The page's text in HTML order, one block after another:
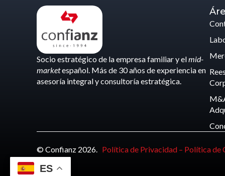
Socio estratégico de la empresa familiar y elmid-
marketespañol. Más de 30 años de experiencia en
asesoría integral y consultoría estratégica.
© Confianz 2026. Política de Privacidad – Política de
ES